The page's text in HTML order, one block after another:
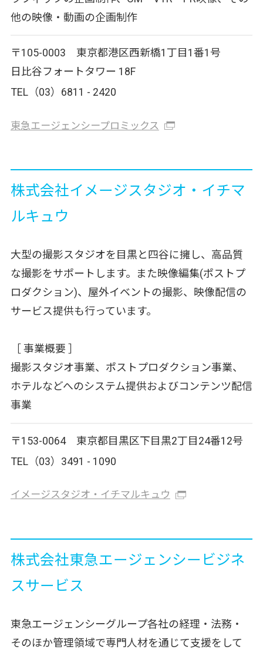
他の映像・動画の企画制作
〒105-0003 東京都港区西新橋1丁目1番1号
日比谷フォートタワー 18F
TEL（03）6811 - 2420
東急エージェンシープロミックス
株式会社イメージスタジオ・イチマ
ルキュウ
大型の撮影スタジオを目黒と四谷に擁し、高品質
な撮影をサポートします。また映像編集(ポストプ
ロダクション)、屋外イベントの撮影、映像配信の
サービス提供も行っています。
［ 事業概要 ］
撮影スタジオ事業、ポストプロダクション事業、
ホテルなどへのシステム提供およびコンテンツ配信
事業
〒153-0064 東京都目黒区下目黒2丁目24番12号
TEL（03）3491 - 1090
イメージスタジオ・イチマルキュウ
株式会社東急エージェンシービジネ
スサービス
東急エージェンシーグループ各社の経理・法務・
そのほか管理領域で専門人材を通じて支援をして